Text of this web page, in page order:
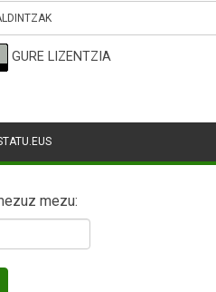
GURE LIZENTZIA
mezu: